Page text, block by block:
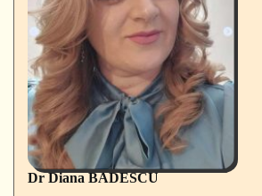
Dr Diana BADESCU